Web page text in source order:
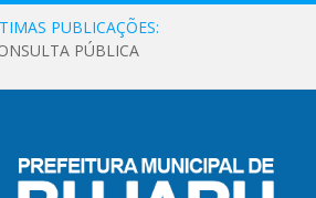
PUBLICAÇÕES:
PÚBLICA